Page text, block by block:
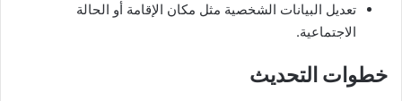
تعديل البيانات الشخصية مثل مكان الإقامة أو الحالة
الاجتماعية.
خطوات التحديث